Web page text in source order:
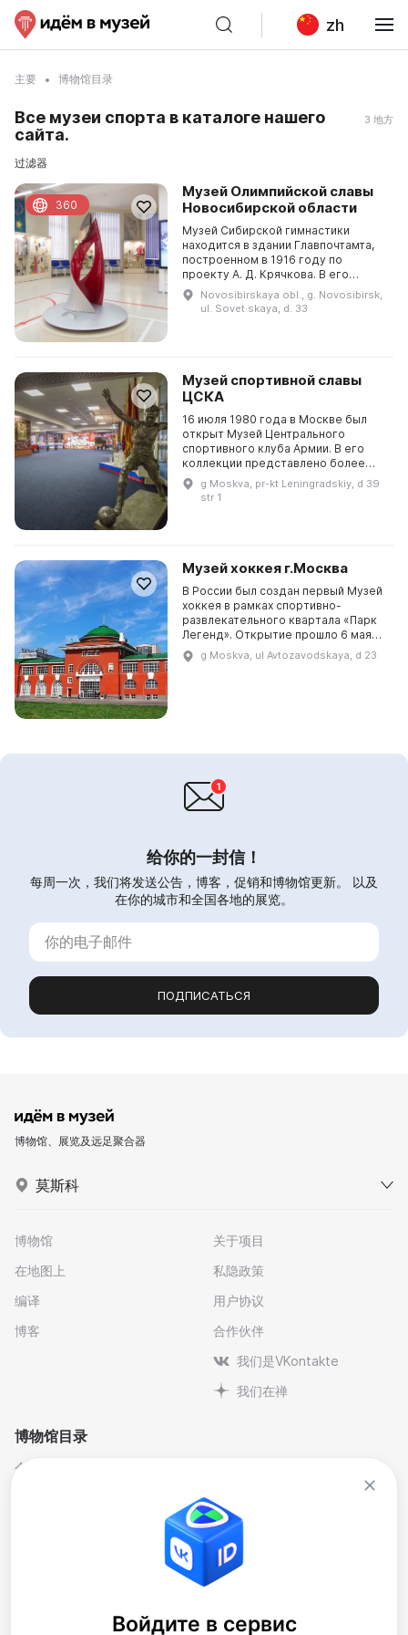
zh
主要 博物馆目录
Все музеи спорта в каталоге нашего
сайта.
3 地方
过滤器
Музей Олимпийской славы
Новосибирской области
Музей Сибирской гимнастики
находится в здании Главпочтамта,
построенном в 1916 году по
проекту А. Д. Крячкова. В его
фондах собрано более 7000
экспонатов, включающих кубки,
медали, грамоты и предметы ...
Novosibirskaya obl., g. Novosibirsk,
ul. Sovet·skaya, d. 33
360
Музей спортивной славы
ЦСКА
16 июля 1980 года в Москве был
открыт Музей Центрального
спортивного клуба Армии. В его
коллекции представлено более
2500 уникальных экспонатов,
многие из которых не имеют
g Moskva, pr-kt Leningradskiy, d 39
str 1
Музей хоккея г.Москва
В России был создан первый Музей
хоккея в рамках спортивно-
развлекательного квартала «Парк
Легенд». Открытие прошло 6 мая
2016 года, в день Чемпионата мира
по хоккею. Здание памятника
g Moskva, ul Avtozavodskaya, d 23
给你的一封信！
每周一次，我们将发送公告，博客，促销和博物馆更新。 以及
在你的城市和全国各地的展览。
ПОДПИСАТЬСЯ
博物馆、展览及远足聚合器
莫斯科
博物馆
在地图上
编译
博客
关于项目
私隐政策
用户协议
合作伙伴
我们是VKontakte
我们在禅
博物馆目录
个人与纪念博物馆
艺术
行业
博物馆藏品
Войдите в сервис